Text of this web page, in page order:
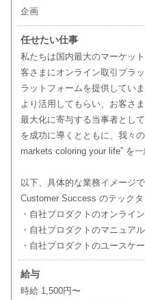
企画
任せたい仕事
私たちは国内最大のマーケッ
客さまにオンライン取引プラ
ラットフォームを提供してい
より活用してもらい、お客さ
最大化に寄与する当事者とし
を成功に導くとともに、我々
markets coloring your life” を一
以下、具体的な業務イメージで
Customer Success のテック
・自社プロダクトのオンライ
・自社プロダクトのマニュア
・自社プロダクトのユースケ
給与
時給 1,500円〜